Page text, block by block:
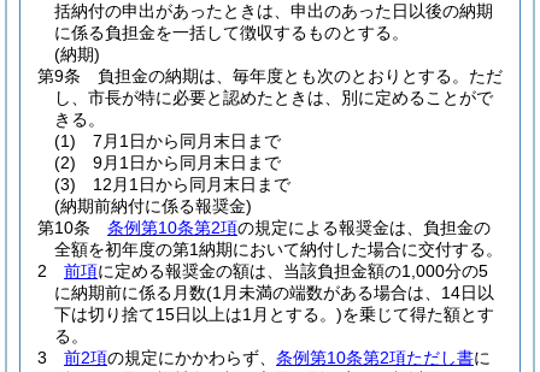
括納付の申出があったときは、申出のあった日以後の納期
に係る負担金を一括して徴収するものとする。
(納期)
第9条
負担金の納期は、毎年度とも次のとおりとする。 ただ
し、市長が特に必要と認めたときは、別に定めることがで
きる。
(1)
7月1日から同月末日まで
(2)
9月1日から同月末日まで
(3)
12月1日から同月末日まで
(納期前納付に係る報奨金)
第10条
条例第10条第2項の規定による報奨金は、負担金の
全額を初年度の第1納期において納付した場合に交付する。
2
前項に定める報奨金の額は、当該負担金額の1,000分の5
に納期前に係る月数(1月未満の端数がある場合は、14日以
下は切り捨て15日以上は1月とする。)を乗じて得た額とす
る。
3
前2項の規定にかかわらず、 条例第10条第2項ただし書に